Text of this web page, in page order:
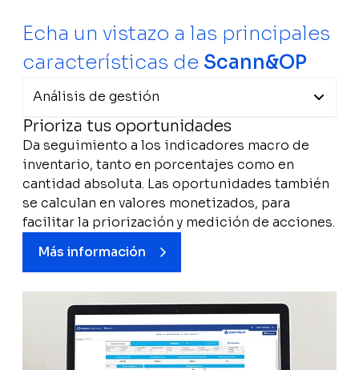
Echa un vistazo a las principales
características de Scann&OP
Análisis de gestión
Análisis de gestión
Prioriza tus oportunidades
Prioriza tus oportunidades
Da seguimiento a los indicadores macro de
inventario, tanto en porcentajes como en
cantidad absoluta. Las oportunidades también
se calculan en valores monetizados, para
facilitar la priorización y medición de acciones.
Más información